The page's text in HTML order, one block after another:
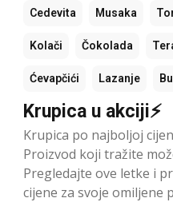
Cedevita Musaka
Kolači Čokolada
Ćevapčići Lazanje
Krupica u akciji⚡
Krupica po najboljoj
Proizvod koji tražite
Pregledajte ove letke i
cijene za svoje omiljene